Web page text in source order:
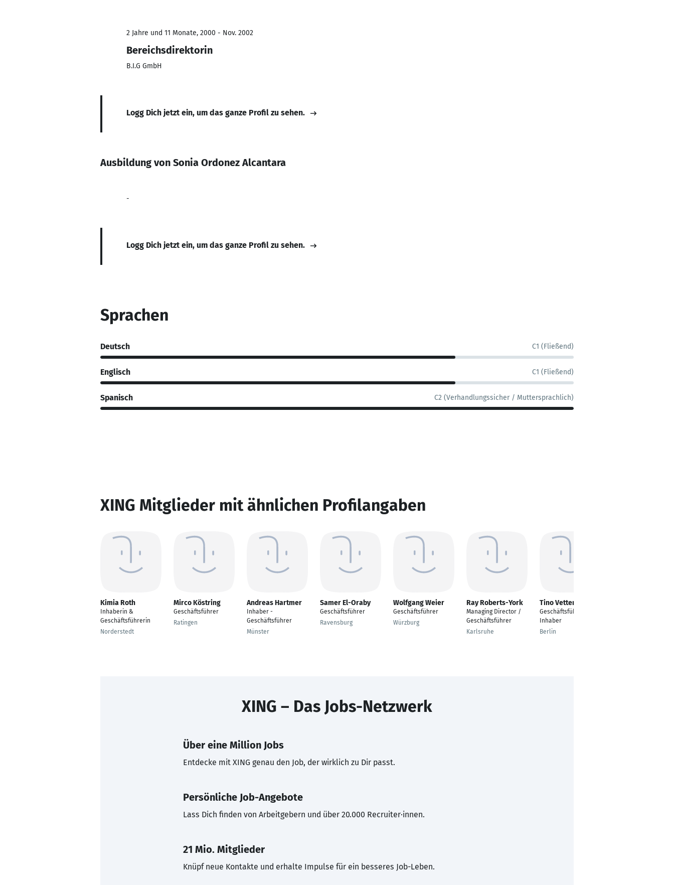
2 Jahre und 11 Monate, 2000 - Nov. 2002
Bereichsdirektorin
B.I.G GmbH
Logg Dich jetzt ein, um das ganze Profil zu sehen.
Ausbildung von Sonia Ordonez Alcantara
-
Logg Dich jetzt ein, um das ganze Profil zu sehen.
Sprachen
Deutsch C1 (Fließend)
Englisch C1 (Fließend)
Spanisch C2 (Verhandlungssicher / Muttersprachlich)
XING Mitglieder mit ähnlichen Profilangaben
Kimia Roth
Inhaberin &
Geschäftsführerin
Norderstedt
Mirco Köstring
Geschäftsführer
Ratingen
Andreas Hartmer
Inhaber -
Geschäftsführer
Münster
Samer El-Oraby
Geschäftsführer
Ravensburg
Wolfgang Weier
Geschäftsführer
Würzburg
Ray Roberts-York
Managing Director /
Geschäftsführer
Karlsruhe
Tino Vetter
Geschäftsführer /
Inhaber
Berlin
XING – Das Jobs-Netzwerk
Über eine Million Jobs
Entdecke mit XING genau den Job, der wirklich zu Dir passt.
Persönliche Job-Angebote
Lass Dich finden von Arbeitgebern und über 20.000 Recruiter·innen.
21 Mio. Mitglieder
Knüpf neue Kontakte und erhalte Impulse für ein besseres Job-Leben.